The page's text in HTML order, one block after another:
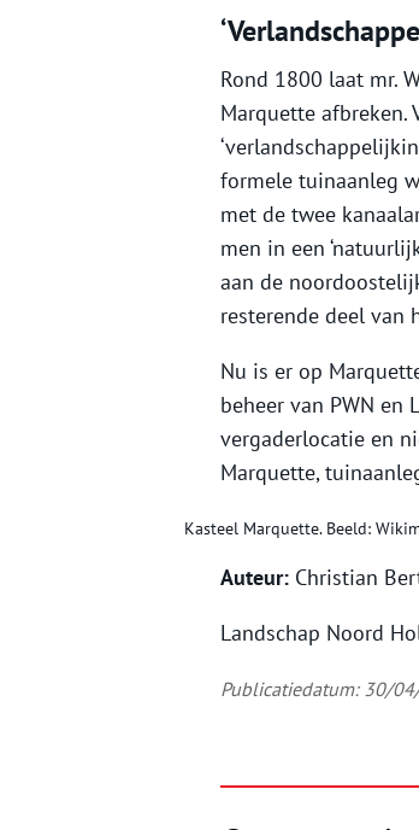
Rond 1800 laat mr.
Marquette
formele tuinaanleg
met de twee
men in een
aan de
resterende deel van
Nu is er op
beheer van PWN en
vergaderlocatie en
Marquette,
Kasteel Marquette. Beeld:
Auteur: Christian
Landschap Noord
Publicatiedatum: 30/